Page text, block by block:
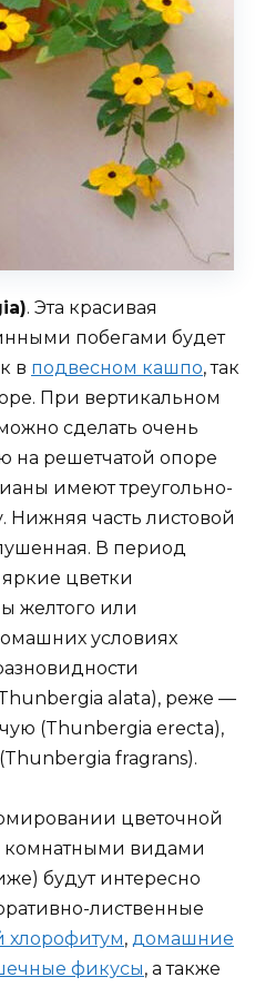
. Эта красивая
побегами будет
в подвесном кашпо, так
При вертикальном
сделать очень
на решетчатой опоре
имеют треугольно-
часть листовой
В период
цветки
желтого или
условиях
alata), реже —
(Thunbergia erecta),
fragrans).
цветочной
комнатными видами
будут интересно
лиственные
, домашние
фикусы, а также